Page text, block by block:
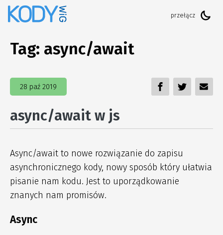
Tag: async/await
28 paź 2019
async/await w js
Async/await to nowe rozwiązanie do zapisu
asynchronicznego kody, nowy sposób który ułatwia
pisanie nam kodu. Jest to uporządkowanie
znanych nam promisów.
Async